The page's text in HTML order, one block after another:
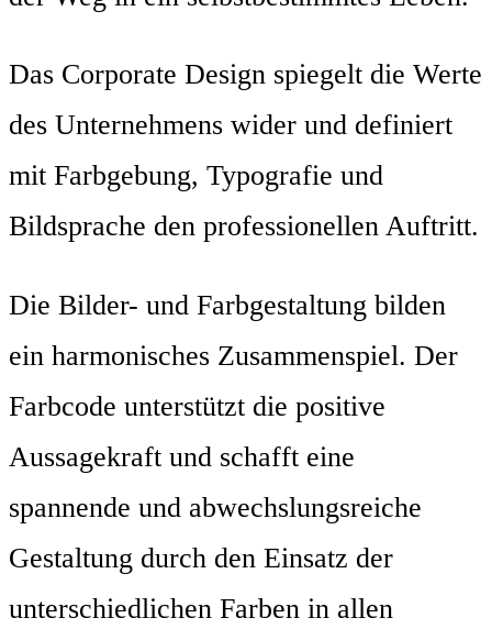
Das Corporate Design spiegelt die Werte
des Unternehmens wider und definiert
mit Farbgebung, Typografie und
Bildsprache den professionellen Auftritt.
Die Bilder- und Farbgestaltung bilden
ein harmonisches Zusammenspiel. Der
Farbcode unterstützt die positive
Aussagekraft und schafft eine
spannende und abwechslungsreiche
Gestaltung durch den Einsatz der
unterschiedlichen Farben in allen